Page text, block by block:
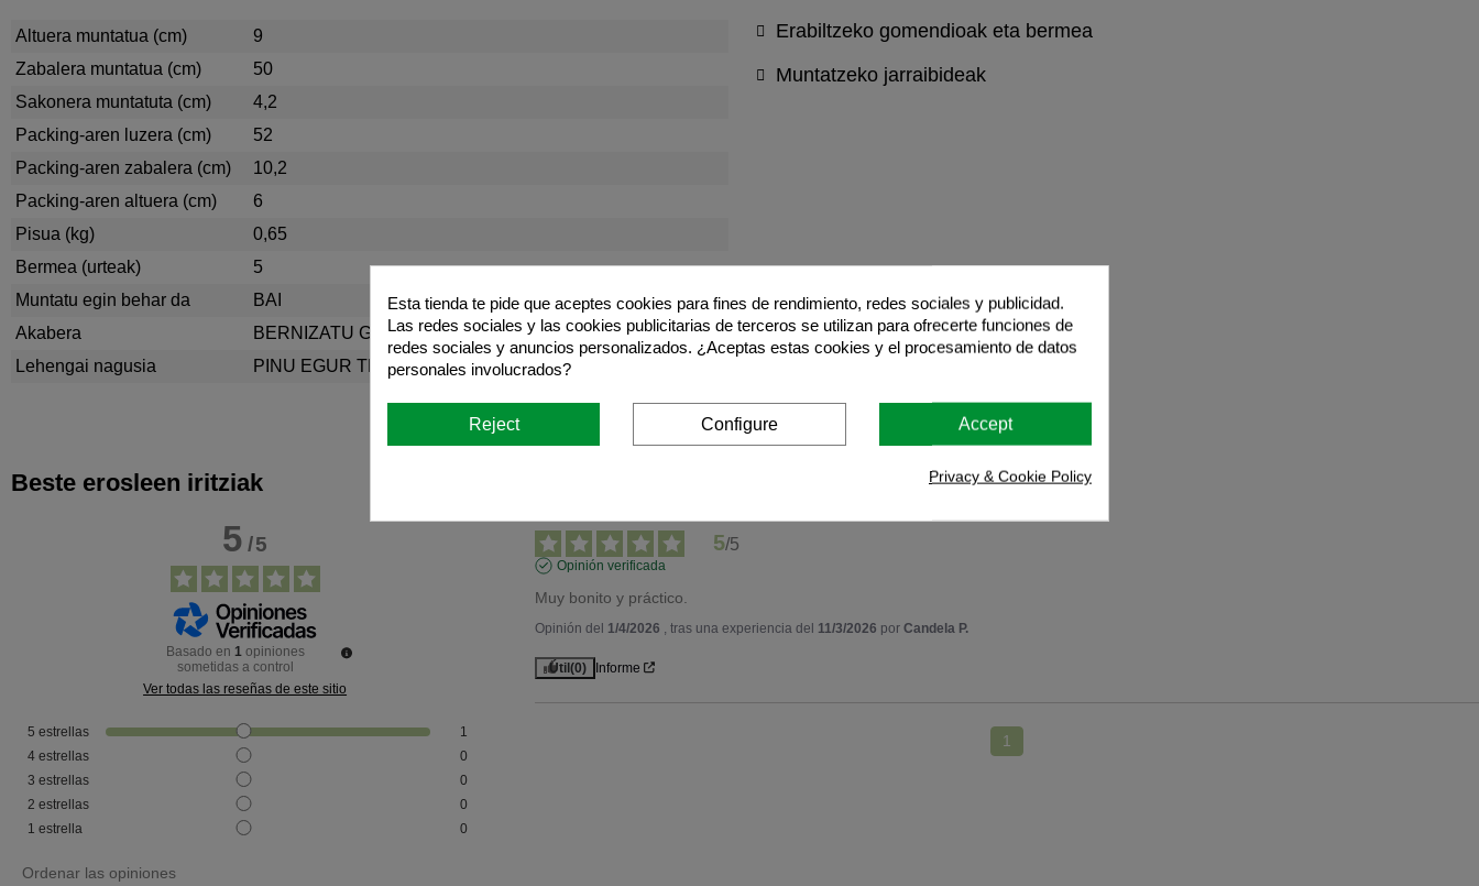
Altuera muntatua (cm)
9
Zabalera muntatua (cm)
50
Sakonera muntatuta (cm)
4,2
Packing-aren luzera (cm)
52
Packing-aren zabalera (cm)
10,2
Packing-aren altuera (cm)
6
Pisua (kg)
0,65
Bermea (urteak)
5
Muntatu egin behar da
BAI
Akabera
BERNIZATU GABEKO EGUR NATURALA
Lehengai nagusia
PINU EGUR TRINKOA
Erabiltzeko gomendioak eta bermea
Muntatzeko jarraibideak
Beste erosleen iritziak
5/5
Basado en 1 opiniones
sometidas a control
Ver todas las reseñas de este sitio
5 estrellas
1
4 estrellas
0
3 estrellas
0
2 estrellas
0
1 estrella 0
Ordenar las opiniones
5/5
Opinión verificada
Muy bonito y práctico.
Opinión del 1/4/2026 , tras una experiencia del 11/3/2026 porCandela P.
Útil(0) Informe
1
Esta tienda te pide que aceptes cookies para fines de rendimiento, redes sociales y publicidad.
Las redes sociales y las cookies publicitarias de terceros se utilizan para ofrecerte funciones de
redes sociales y anuncios personalizados. ¿Aceptas estas cookies y el procesamiento de datos
personales involucrados?
Reject Configure Accept
Privacy & Cookie Policy